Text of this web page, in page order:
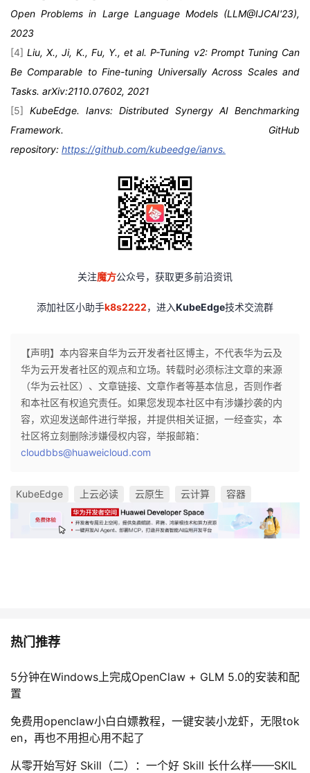
Open Problems in Large Language Models (LLM@IJCAI'23),
2023
[4]Liu, X., Ji, K., Fu, Y., et al. P-Tuning v2: Prompt Tuning Can
Be Comparable to Fine-tuning Universally Across Scales and
Tasks. arXiv:2110.07602, 2021
[5] KubeEdge. Ianvs: Distributed Synergy AI Benchmarking
Framework. GitHub
repository: https://github.com/kubeedge/ianvs.
关注魔方公众号，获取更多前沿资讯
添加社区小助手k8s2222，进入KubeEdge技术交流群
【声明】本内容来自华为云开发者社区博主，不代表华为云及
华为云开发者社区的观点和立场。转载时必须标注文章的来源
（华为云社区）、文章链接、文章作者等基本信息，否则作者
和本社区有权追究责任。如果您发现本社区中有涉嫌抄袭的内
容，欢迎发送邮件进行举报，并提供相关证据，一经查实，本
社区将立刻删除涉嫌侵权内容，举报邮箱：
cloudbbs@huaweicloud.com
KubeEdge 上云必读 云原生 云计算 容器
热门推荐
5分钟在Windows上完成OpenClaw + GLM 5.0的安装和配
置
免费用openclaw小白白嫖教程，一键安装小龙虾，无限tok
en，再也不用担心用不起了
从零开始写好 Skill（二）：一个好 Skill 长什么样——SKIL